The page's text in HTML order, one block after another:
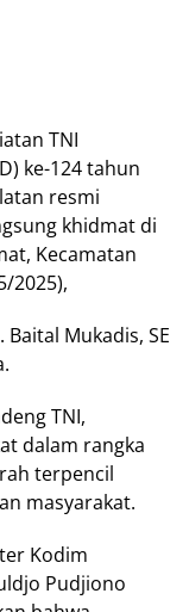
TNI
ke-124 tahun
resmi
khidmat di
Kecamatan
2025),
Mukadis, SE
TNI,
dalam rangka
terpencil
masyarakat.
Kodim
Pudjiono